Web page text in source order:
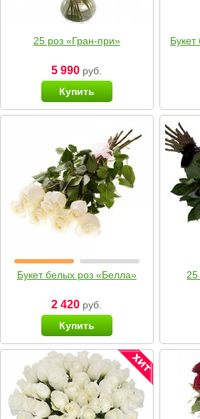
25 роз «Гран-при»
5 990 руб.
Купить
Букет белых роз «Белла»
2 420 руб.
Купить